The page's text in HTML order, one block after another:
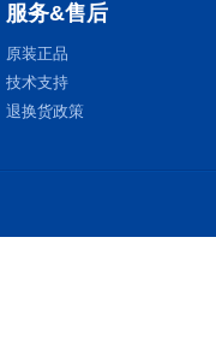
服务&售后
原装正品
技术支持
退换货政策